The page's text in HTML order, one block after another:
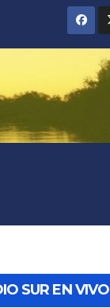
SUR EN VIVO